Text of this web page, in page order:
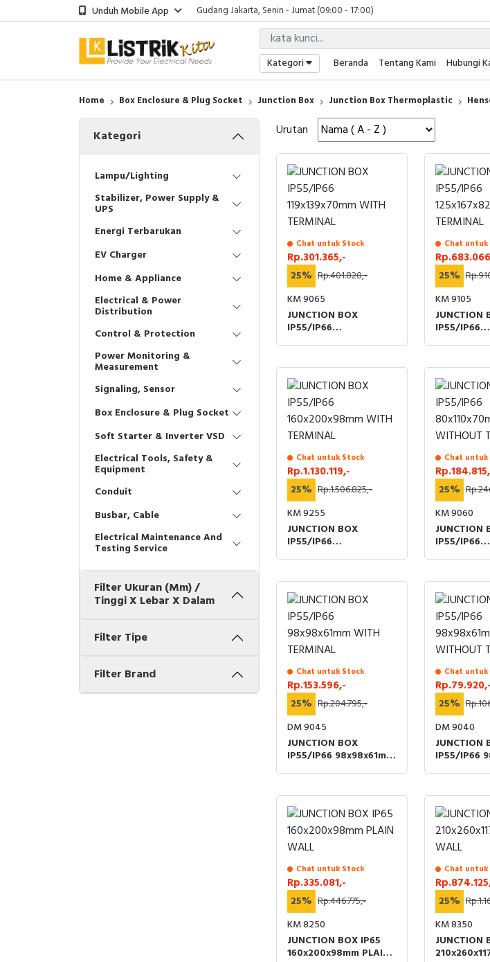
Unduh Mobile App
Gudang Jakarta, Senin - Jumat (09:00 - 17:00)
Showroom Bali, Senin - Jumat (09:00 - 17:00)
Kantor Jakarta, Senin - Jumat (08:00 - 17:00)
Gudang Jakarta, Senin - Jumat (09:00 - 17:00)
Showroom Bali, Senin - Jumat (09:00 - 17:00)
Kategori Beranda Tentang Kami Hubungi
Home Box Enclosure & Plug Socket Junction Box Junction Box Thermoplastic
Kategori
Lampu/Lighting
Stabilizer, Power Supply &
UPS
Energi Terbarukan
EV Charger
Home & Appliance
Electrical & Power
Distribution
Control & Protection
Power Monitoring &
Measurement
Signaling, Sensor
Box Enclosure & Plug Socket
Soft Starter & Inverter VSD
Electrical Tools, Safety &
Equipment
Conduit
Busbar, Cable
Electrical Maintenance And
Testing Service
Filter Ukuran (mm) /
Tinggi X Lebar X Dalam
Filter Tipe
Filter Brand
Urutan
Chat untuk Stock
Rp.301.365,-
25% Rp.401.820,-
KM 9065
JUNCTION BOX
IP55/IP66
Chat untuk
25%
KM 9105
JUNCTION
IP55/IP66
Chat untuk Stock
Rp.1.130.119,-
25% Rp.1.506.825,-
KM 9255
JUNCTION BOX
IP55/IP66
Chat untuk
25%
KM 9060
JUNCTION
IP55/IP66
Chat untuk Stock
Rp.153.596,-
25% Rp.204.795,-
DM 9045
JUNCTION BOX
IP55/IP66 98x98x61mm
Chat untuk
Rp.79.920,-
25%
DM 9040
JUNCTION
IP55/IP66
Chat untuk Stock
Rp.335.081,-
25% Rp.446.775,-
KM 8250
JUNCTION BOX IP65
160x200x98mm PLAIN
Chat untuk
25%
KM 8350
JUNCTION